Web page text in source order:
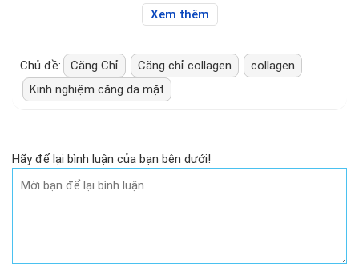
Xem thêm
Chủ đề: Căng Chỉ Căng chỉ collagen
collagen
Kinh nghiệm căng da mặt
Hãy để lại bình luận của bạn bên dưới!